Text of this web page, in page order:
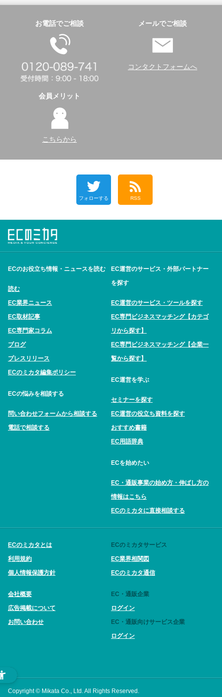
お電話でご相談 メールでご相談
コンタクトフォームへ
会員メリット
こちらから
フォローする RSS
ECのお役立ち情報・ニュースを読む
読む
EC業界ニュース
EC取材記事
EC専門家コラム
ブログ
プレスリリース
ECのミカタ編集ポリシー
ECの悩みを相談する
問い合わせフォームから相談する
電話で相談する
EC運営のサービス・外部パートナー
を探す
EC運営のサービス・ツールを探す
EC専門ビジネスマッチング【カテゴ
リから探す】
EC専門ビジネスマッチング【企業一
覧から探す】
EC運営を学ぶ
セミナーを探す
EC運営の役立ち資料を探す
おすすめ書籍
EC用語辞典
ECを始めたい
EC・通販事業の始め方・伸ばし方の
情報はこちら
ECのミカタに直接相談する
ECのミカタとは
利用規約
個人情報保護方針
会社概要
広告掲載について
お問い合わせ
ECのミカタサービス
EC業界相関図
ECのミカタ通信
EC・通販企業
ログイン
EC・通販向けサービス企業
ログイン
Copyright © Mikata Co., Ltd. All Rights Reserved.